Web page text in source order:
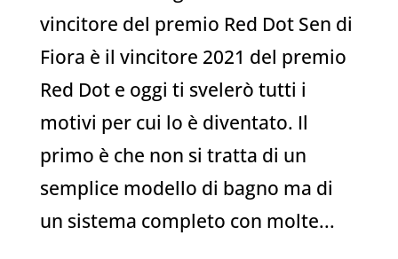
vincitore del premio Red Dot Sen di
Fiora è il vincitore 2021 del premio
Red Dot e oggi ti svelerò tutti i
motivi per cui lo è diventato. Il
primo è che non si tratta di un
semplice modello di bagno ma di
un sistema completo con molte...